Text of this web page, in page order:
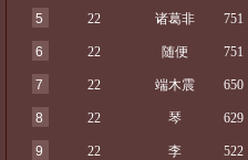
5 22 诸葛非 751
6 22 随便 751
7 22 端木震 650
8 22 琴 629
9 22 李 522